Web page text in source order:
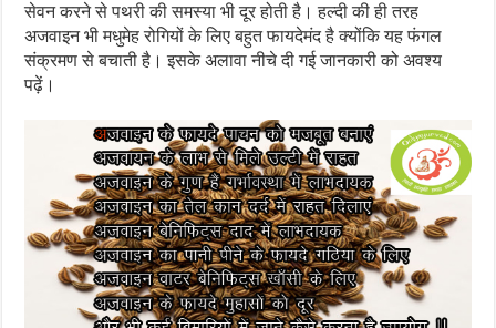
सेवन करने से पथरी की समस्या भी दूर होती है। हल्दी की ही तरह
अजवाइन भी मधुमेह रोगियों के लिए बहुत फायदेमंद है क्योंकि यह फंगल
संक्रमण से बचाती है। इसके अलावा नीचे दी गई जानकारी को अवश्य
पढ़ें।